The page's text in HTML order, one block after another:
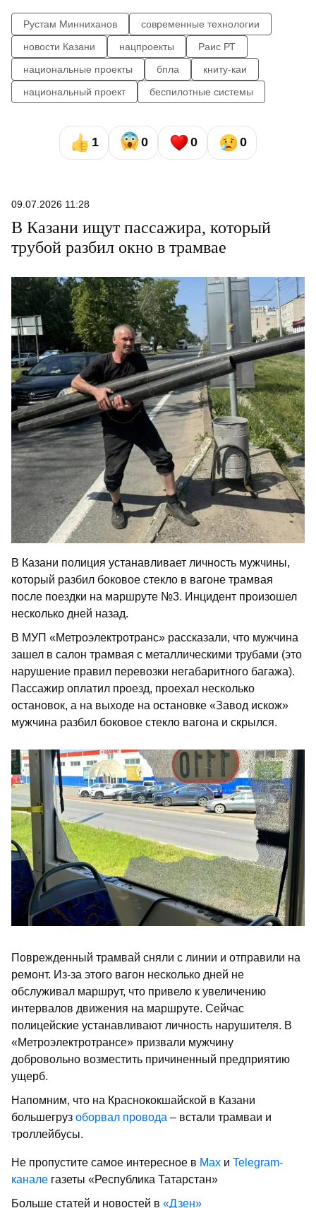
Рустам Минниханов
современные технологии
новости Казани
нацпроекты
Раис РТ
национальные проекты
бпла
книту-каи
национальный проект
беспилотные системы
1 0 0 0
09.07.2026 11:28
В Казани ищут пассажира, который
трубой разбил окно в трамвае
В Казани полиция устанавливает личность мужчины,
который разбил боковое стекло в вагоне трамвая
после поездки на маршруте №3. Инцидент произошел
несколько дней назад.
В МУП «Метроэлектротранс» рассказали, что мужчина
зашел в салон трамвая с металлическими трубами (это
нарушение правил перевозки негабаритного багажа).
Пассажир оплатил проезд, проехал несколько
остановок, а на выходе на остановке «Завод искож»
мужчина разбил боковое стекло вагона и скрылся.
Поврежденный трамвай сняли с линии и отправили на
ремонт. Из-за этого вагон несколько дней не
обслуживал маршрут, что привело к увеличению
интервалов движения на маршруте. Сейчас
полицейские устанавливают личность нарушителя. В
«Метроэлектротрансе» призвали мужчину
добровольно возместить причиненный предприятию
ущерб.
Напомним, что на Краснококшайской в Казани
большегруз оборвал провода – встали трамваи и
троллейбусы.
Не пропустите самое интересное в Max и Telegram-
канале газеты «Республика Татарстан»
Больше статей и новостей в «Дзен»